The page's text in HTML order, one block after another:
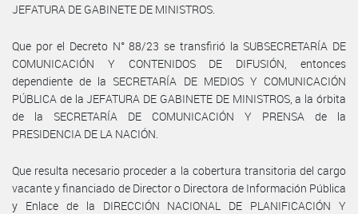
JEFATURA DE GABINETE DE MINISTROS.
Que por el Decreto N° 88/23 se transfirió la SUBSECRETARÍA DE
COMUNICACIÓN Y CONTENIDOS DE DIFUSIÓN, entonces
dependiente de la SECRETARÍA DE MEDIOS Y COMUNICACIÓN
PÚBLICA de la JEFATURA DE GABINETE DE MINISTROS, a la órbita
de la SECRETARÍA DE COMUNICACIÓN Y PRENSA de la
PRESIDENCIA DE LA NACIÓN.
Que resulta necesario proceder a la cobertura transitoria del cargo
vacante y financiado de Director o Directora de Información Pública
y Enlace de la DIRECCIÓN NACIONAL DE PLANIFICACIÓN Y